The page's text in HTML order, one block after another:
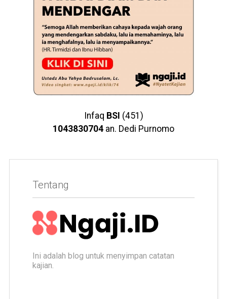
Infaq BSI (451)
1043830704 an. Dedi Purnomo
Tentang
Ini adalah blog untuk menyimpan catatan
kajian.